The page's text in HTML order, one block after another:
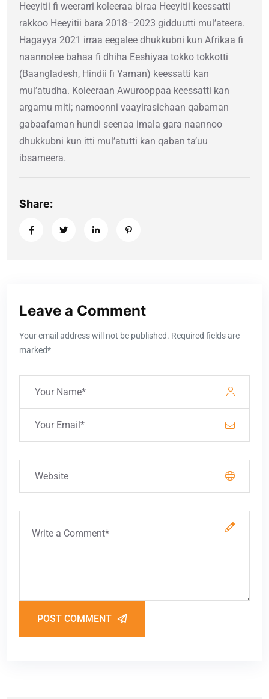
Heeyitii fi weerarri koleeraa biraa Heeyitii keessatti
rakkoo Heeyitii bara 2018–2023 gidduutti mul’ateera.
Hagayya 2021 irraa eegalee dhukkubni kun Afrikaa fi
naannolee bahaa fi dhiha Eeshiyaa tokko tokkotti
(Baangladesh, Hindii fi Yaman) keessatti kan
mul’atudha. Koleeraan Awurooppaa keessatti kan
argamu miti; namoonni vaayirasichaan qabaman
gabaafaman hundi seenaa imala gara naannoo
dhukkubni kun itti mul’atutti kan qaban ta’uu
ibsameera.
Share:
Leave a Comment
Your email address will not be published. Required fields are
marked*
POST COMMENT